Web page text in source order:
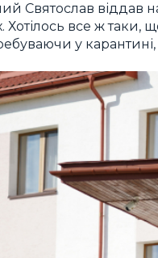
Святослав віддав
Хотілось все ж таки,
у карантині,